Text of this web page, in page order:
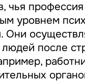
чья
уровнем
Они
после